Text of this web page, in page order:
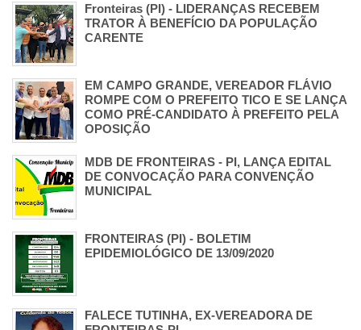
Fronteiras (PI) - LIDERANÇAS RECEBEM
TRATOR À BENEFÍCIO DA POPULAÇÃO
CARENTE
EM CAMPO GRANDE, VEREADOR FLÁVIO
ROMPE COM O PREFEITO TICO E SE LANÇA
COMO PRÉ-CANDIDATO À PREFEITO PELA
OPOSIÇÃO
MDB DE FRONTEIRAS - PI, LANÇA EDITAL
DE CONVOCAÇÃO PARA CONVENÇÃO
MUNICIPAL
FRONTEIRAS (PI) - BOLETIM
EPIDEMIOLÓGICO DE 13/09/2020
FALECE TUTINHA, EX-VEREADORA DE